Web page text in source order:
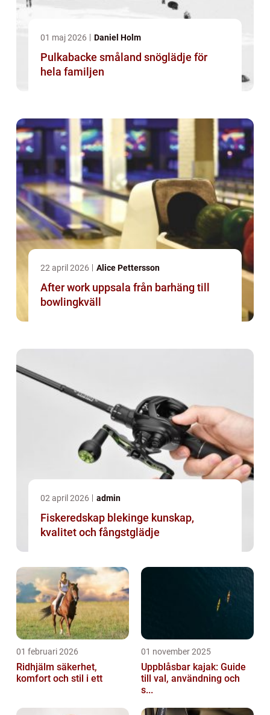
01 maj 2026 Daniel Holm
Pulkabacke småland snöglädje för
hela familjen
22 april 2026 Alice Pettersson
After work uppsala från barhäng till
bowlingkväll
02 april 2026 admin
Fiskeredskap blekinge kunskap,
kvalitet och fångstglädje
01 februari 2026
Ridhjälm säkerhet,
komfort och stil i ett
01 november 2025
Uppblåsbar kajak: Guide
till val, användning och
s...